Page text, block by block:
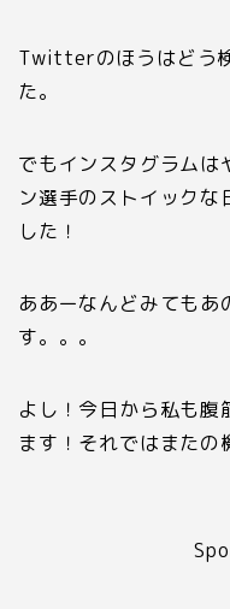
Twitterのほうはどう
た。
でもインスタグラムは
ン選手のストイック
した！
ああーなんどみてもあ
す。。。
よし！今日から私も腹
ます！それではまたの